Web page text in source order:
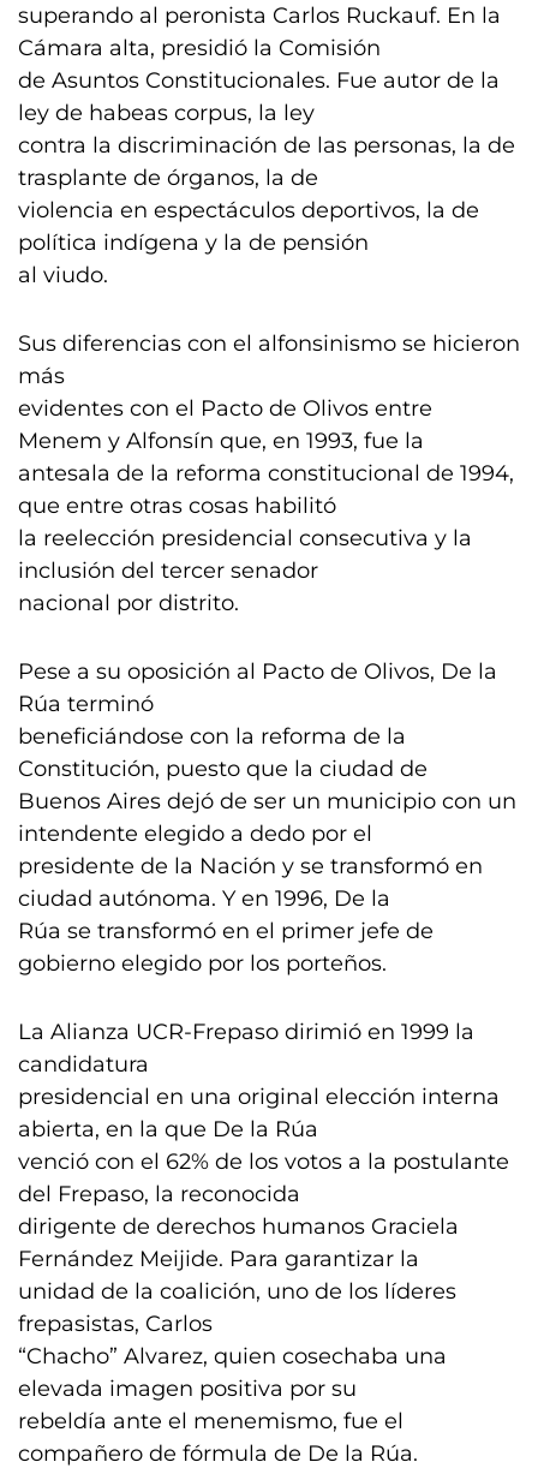
superando al peronista Carlos Ruckauf. En la
Cámara alta, presidió la Comisión
de Asuntos Constitucionales. Fue autor de la
ley de habeas corpus, la ley
contra la discriminación de las personas, la de
trasplante de órganos, la de
violencia en espectáculos deportivos, la de
política indígena y la de pensión
al viudo.
Sus diferencias con el alfonsinismo se hicieron
más
evidentes con el Pacto de Olivos entre
Menem y Alfonsín que, en 1993, fue la
antesala de la reforma constitucional de 1994,
que entre otras cosas habilitó
la reelección presidencial consecutiva y la
inclusión del tercer senador
nacional por distrito.
Pese a su oposición al Pacto de Olivos, De la
Rúa terminó
beneficiándose con la reforma de la
Constitución, puesto que la ciudad de
Buenos Aires dejó de ser un municipio con un
intendente elegido a dedo por el
presidente de la Nación y se transformó en
ciudad autónoma. Y en 1996, De la
Rúa se transformó en el primer jefe de
gobierno elegido por los porteños.
La Alianza UCR-Frepaso dirimió en 1999 la
candidatura
presidencial en una original elección interna
abierta, en la que De la Rúa
venció con el 62% de los votos a la postulante
del Frepaso, la reconocida
dirigente de derechos humanos Graciela
Fernández Meijide. Para garantizar la
unidad de la coalición, uno de los líderes
frepasistas, Carlos
“Chacho” Alvarez, quien cosechaba una
elevada imagen positiva por su
rebeldía ante el menemismo, fue el
compañero de fórmula de De la Rúa.